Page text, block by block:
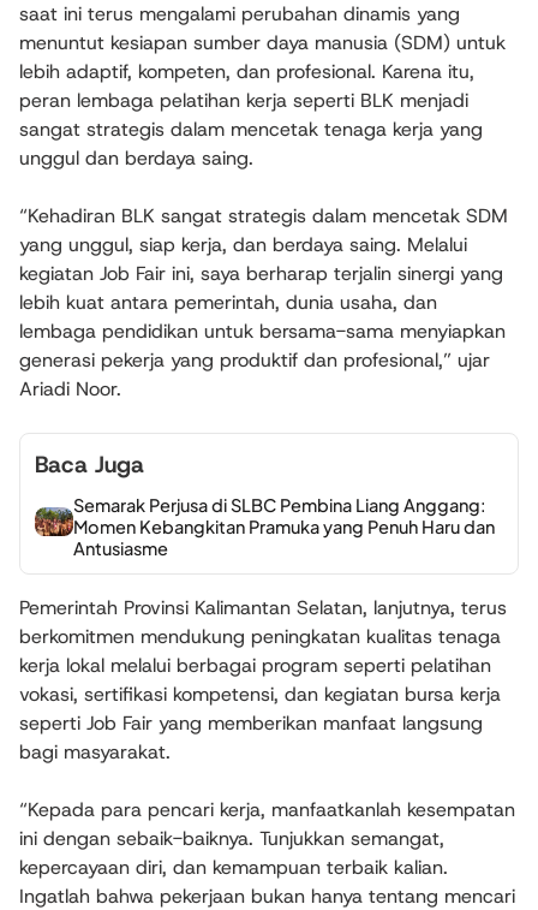
saat ini terus mengalami perubahan dinamis yang
menuntut kesiapan sumber daya manusia (SDM) untuk
lebih adaptif, kompeten, dan profesional. Karena itu,
peran lembaga pelatihan kerja seperti BLK menjadi
sangat strategis dalam mencetak tenaga kerja yang
unggul dan berdaya saing.
“Kehadiran BLK sangat strategis dalam mencetak SDM
yang unggul, siap kerja, dan berdaya saing. Melalui
kegiatan Job Fair ini, saya berharap terjalin sinergi yang
lebih kuat antara pemerintah, dunia usaha, dan
lembaga pendidikan untuk bersama-sama menyiapkan
generasi pekerja yang produktif dan profesional,” ujar
Ariadi Noor.
Baca Juga
Semarak Perjusa di SLBC Pembina Liang Anggang:
Momen Kebangkitan Pramuka yang Penuh Haru dan
Antusiasme
Pemerintah Provinsi Kalimantan Selatan, lanjutnya, terus
berkomitmen mendukung peningkatan kualitas tenaga
kerja lokal melalui berbagai program seperti pelatihan
vokasi, sertifikasi kompetensi, dan kegiatan bursa kerja
seperti Job Fair yang memberikan manfaat langsung
bagi masyarakat.
“Kepada para pencari kerja, manfaatkanlah kesempatan
ini dengan sebaik-baiknya. Tunjukkan semangat,
kepercayaan diri, dan kemampuan terbaik kalian.
Ingatlah bahwa pekerjaan bukan hanya tentang mencari